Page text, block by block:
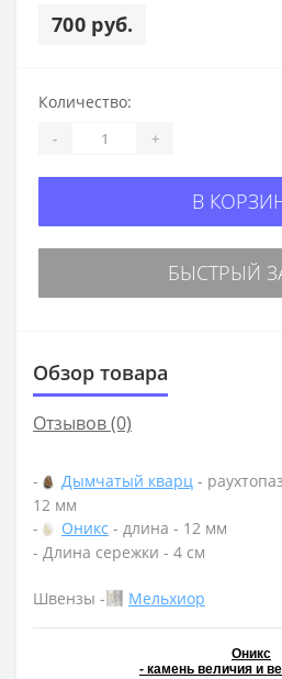
700 руб.
Количество:
- +
В
БЫСТРЫЙ
Обзор товара
Отзывов (0)
- Дымчатый кварц -
12 мм
-
Оникс - длина - 12 мм
- Длина сережки - 4 см
Швензы - Мельхиор
Оникс
- камень величия и